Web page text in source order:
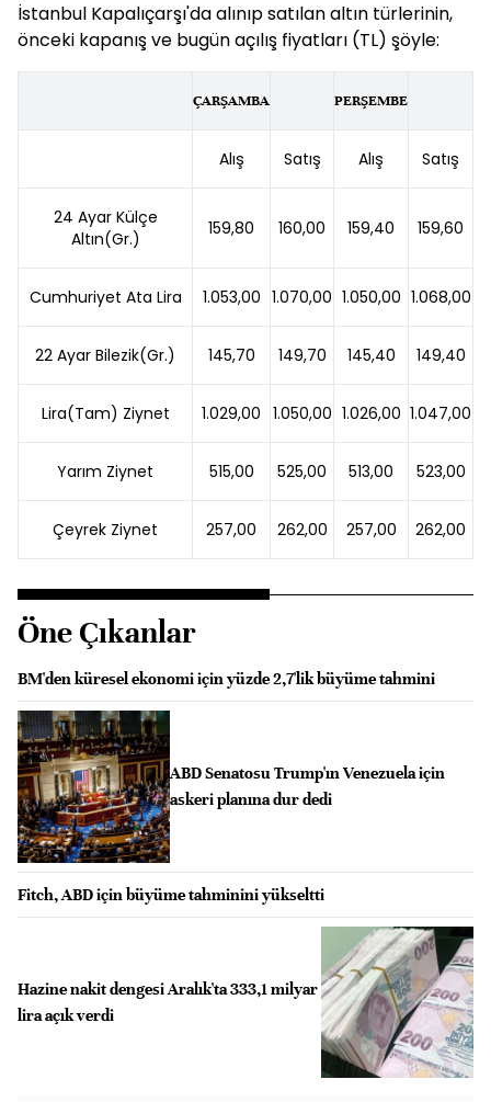
İstanbul Kapalıçarşı'da alınıp satılan altın türlerinin,
önceki kapanış ve bugün açılış fiyatları (TL) şöyle:
ÇARŞAMBA PERŞEMBE
Alış Satış Alış Satış
24 Ayar Külçe
Altın(Gr.)
159,80 160,00 159,40 159,60
Cumhuriyet Ata Lira 1.053,00 1.070,00 1.050,00 1.068,00
22 Ayar Bilezik(Gr.) 145,70 149,70 145,40 149,40
Lira(Tam) Ziynet 1.029,00 1.050,00 1.026,00 1.047,00
Yarım Ziynet 515,00 525,00 513,00 523,00
Çeyrek Ziynet 257,00 262,00 257,00 262,00
Öne Çıkanlar
BM'den küresel ekonomi için yüzde 2,7'lik büyüme tahmini
ABD Senatosu Trump'ın Venezuela için
askeri planına dur dedi
Fitch, ABD için büyüme tahminini yükseltti
Hazine nakit dengesi Aralık'ta 333,1 milyar
lira açık verdi